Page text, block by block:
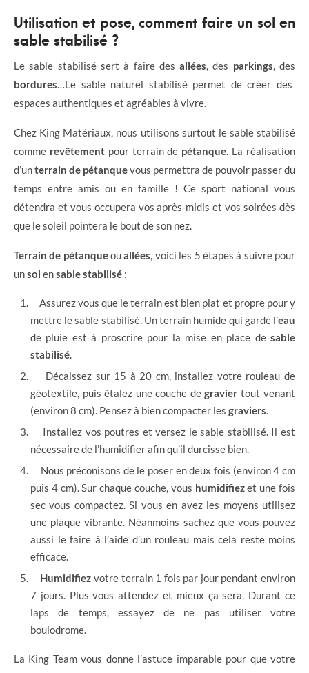
Utilisation et pose, comment faire un sol en
sable stabilisé ?
Le sable stabilisé sert à faire desallées , des parkings , des
bordures …Le sable naturel stabilisé permet de créer des
espaces authentiques et agréables à vivre.
Chez King Matériaux, nous utilisons surtout le sable stabilisé
comme revêtement pour terrain de pétanque . La réalisation
d’unterrain de pétanquevous permettra de pouvoir passer du
temps entre amis ou en famille ! Ce sport national vous
détendra et vous occupera vos après-midis et vos soirées dès
que le soleil pointera le bout de son nez.
Terrain de pétanqueouallées , voici les 5 étapes à suivre pour
unsol ensable stabilisé :
Assurez vous que le terrain est bien plat et propre pour y
mettre le sable stabilisé. Un terrain humide qui garde l’eau
de pluie est à proscrire pour la mise en place de sable
stabilisé
Décaissez sur 15 à 20 cm, installez votre rouleau de
géotextile, puis étalez une couche degraviertout-venant
(environ 8 cm). Pensez à bien compacter les graviers
Installez vos poutres et versez le sable stabilisé. Il est
nécessaire de l’humidifier afin qu’il durcisse bien.
Nous préconisons de le poser en deux fois (environ 4 cm
puis 4 cm). Sur chaque couche, vous humidifiezet une fois
sec vous compactez. Si vous en avez les moyens utilisez
une plaque vibrante. Néanmoins sachez que vous pouvez
aussi le faire à l’aide d’un rouleau mais cela reste moins
efficace.
Humidifiez votre terrain 1 fois par jour pendant environ
7 jours. Plus vous attendez et mieux ça sera. Durant ce
laps de temps, essayez de ne pas utiliser votre
boulodrome.
La King Team vous donne l’astuce imparable pour que votre